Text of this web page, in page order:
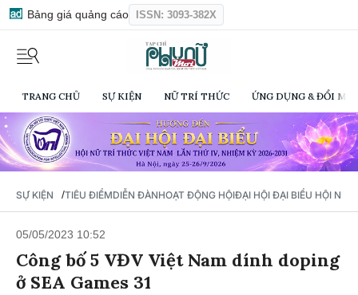
Bảng giá quảng cáo ISSN: 3093-382X
TRANG CHỦ SỰ KIỆN NỮ TRÍ THỨC ỨNG DỤNG & ĐỔI
SỰ KIỆN /TIÊU ĐIỂMDIỄN ĐÀNHOẠT ĐỘNG HỘIĐẠI HỘI ĐẠI BIỂU HỘI NỮ
05/05/2023 10:52
Công bố 5 VĐV Việt Nam dính doping
ở SEA Games 31